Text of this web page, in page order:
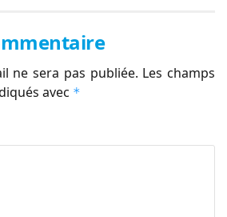
ne sera pas publiée. Les champs
avec *